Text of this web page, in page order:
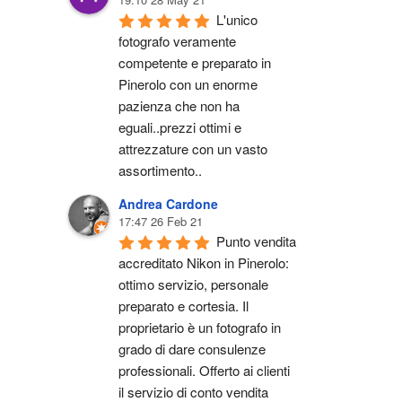
L'unico
fotografo veramente
competente e preparato in
Pinerolo con un enorme
pazienza che non ha
eguali..prezzi ottimi e
attrezzature con un vasto
assortimento..
Andrea Cardone
17:47 26 Feb 21
Punto vendita
accreditato Nikon in Pinerolo:
ottimo servizio, personale
preparato e cortesia. Il
proprietario è un fotografo in
grado di dare consulenze
professionali. Offerto ai clienti
il servizio di conto vendita